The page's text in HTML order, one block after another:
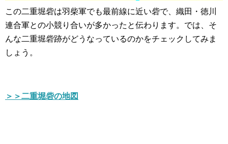
この二重堀砦は羽柴軍でも最前線に近い砦で、織田・徳川
連合軍との小競り合いが多かったと伝わります。では、そ
んな二重堀砦跡がどうなっているのかをチェックしてみま
しょう。
＞＞二重堀砦の地図